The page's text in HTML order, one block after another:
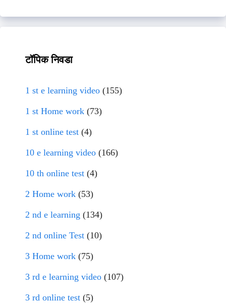
टॉपिक निवडा
1 st e learning video (155)
1 st Home work (73)
1 st online test (4)
10 e learning video (166)
10 th online test (4)
2 Home work (53)
2 nd e learning (134)
2 nd online Test (10)
3 Home work (75)
3 rd e learning video (107)
3 rd online test (5)